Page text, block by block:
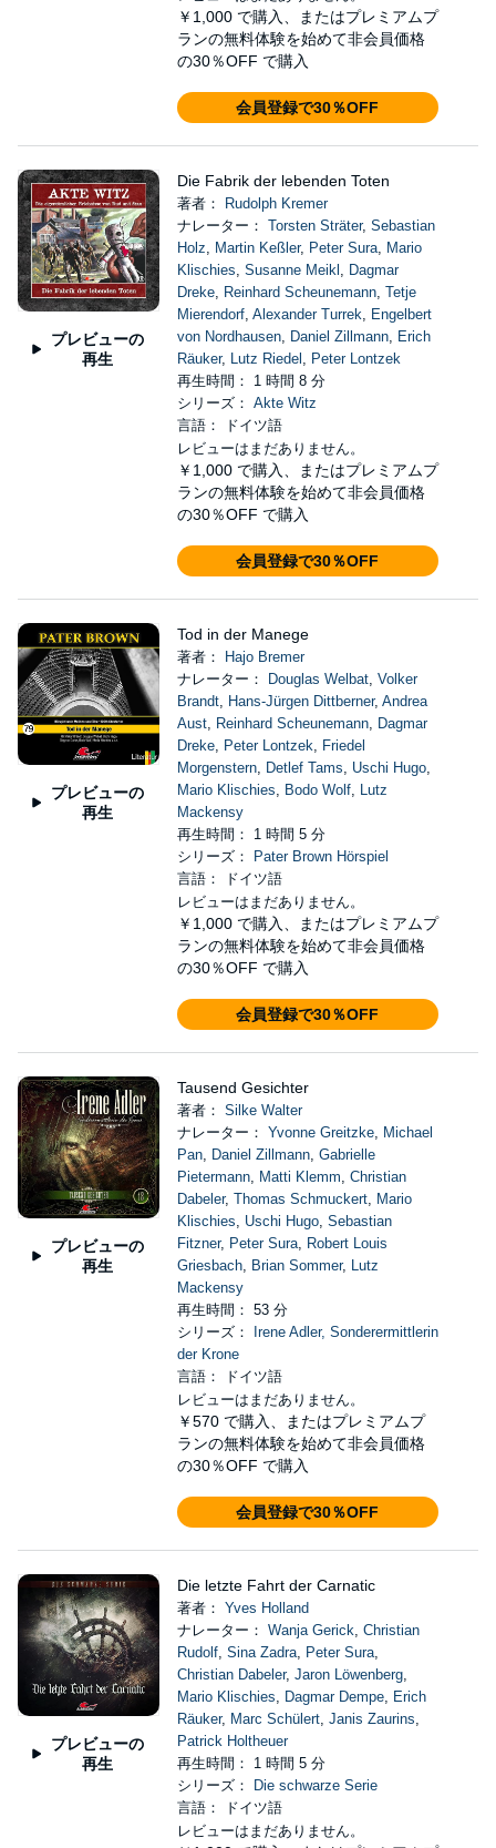
￥1,000 で購入、またはプレミアムプ
ランの無料体験を始めて非会員価格
の30％OFF で購入
会員登録で30％OFF
プレビューの
再生
Die Fabrik der lebenden Toten
著者：
Rudolph Kremer
ナレーター： Torsten Sträter, Sebastian
Holz, Martin Keßler, Peter Sura, Mario
Klischies, Susanne Meikl , Dagmar
Dreke, Reinhard Scheunemann, Tetje
Mierendorf, Alexander Turrek, Engelbert
von Nordhausen, Daniel Zillmann, Erich
Räuker, Lutz Riedel , Peter Lontzek
再生時間： 1 時間 8 分
シリーズ： Akte Witz
言語： ドイツ語
レビューはまだありません。
￥1,000 で購入、またはプレミアムプ
ランの無料体験を始めて非会員価格
の30％OFF で購入
会員登録で30％OFF
プレビューの
再生
Tod in der Manege
著者：
Hajo Bremer
ナレーター：
Douglas Welbat, Volker
Brandt, Hans-Jürgen Dittberner, Andrea
Aust, Reinhard Scheunemann, Dagmar
Dreke, Peter Lontzek, Friedel
Morgenstern, Detlef Tams, Uschi Hugo,
Mario Klischies, Bodo Wolf, Lutz
Mackensy
再生時間： 1 時間 5 分
シリーズ：
Pater Brown Hörspiel
言語： ドイツ語
レビューはまだありません。
￥1,000 で購入、またはプレミアムプ
ランの無料体験を始めて非会員価格
の30％OFF で購入
会員登録で30％OFF
プレビューの
再生
Tausend Gesichter
著者： Silke Walter
ナレーター： Yvonne Greitzke, Michael
Pan, Daniel Zillmann, Gabrielle
Pietermann, Matti Klemm, Christian
Dabeler, Thomas Schmuckert, Mario
Klischies, Uschi Hugo, Sebastian
Fitzner, Peter Sura, Robert Louis
Griesbach, Brian Sommer, Lutz
Mackensy
再生時間： 53 分
シリーズ：
Irene Adler, Sonderermittlerin
der Krone
言語： ドイツ語
レビューはまだありません。
￥570 で購入、またはプレミアムプ
ランの無料体験を始めて非会員価格
の30％OFF で購入
会員登録で30％OFF
プレビューの
再生
Die letzte Fahrt der Carnatic
著者： Yves Holland
ナレーター： Wanja Gerick, Christian
Rudolf, Sina Zadra, Peter Sura,
Christian Dabeler, Jaron Löwenberg,
Mario Klischies, Dagmar Dempe, Erich
Räuker, Marc Schülert, Janis Zaurins,
Patrick Holtheuer
再生時間： 1 時間 5 分
シリーズ：
Die schwarze Serie
言語： ドイツ語
レビューはまだありません。